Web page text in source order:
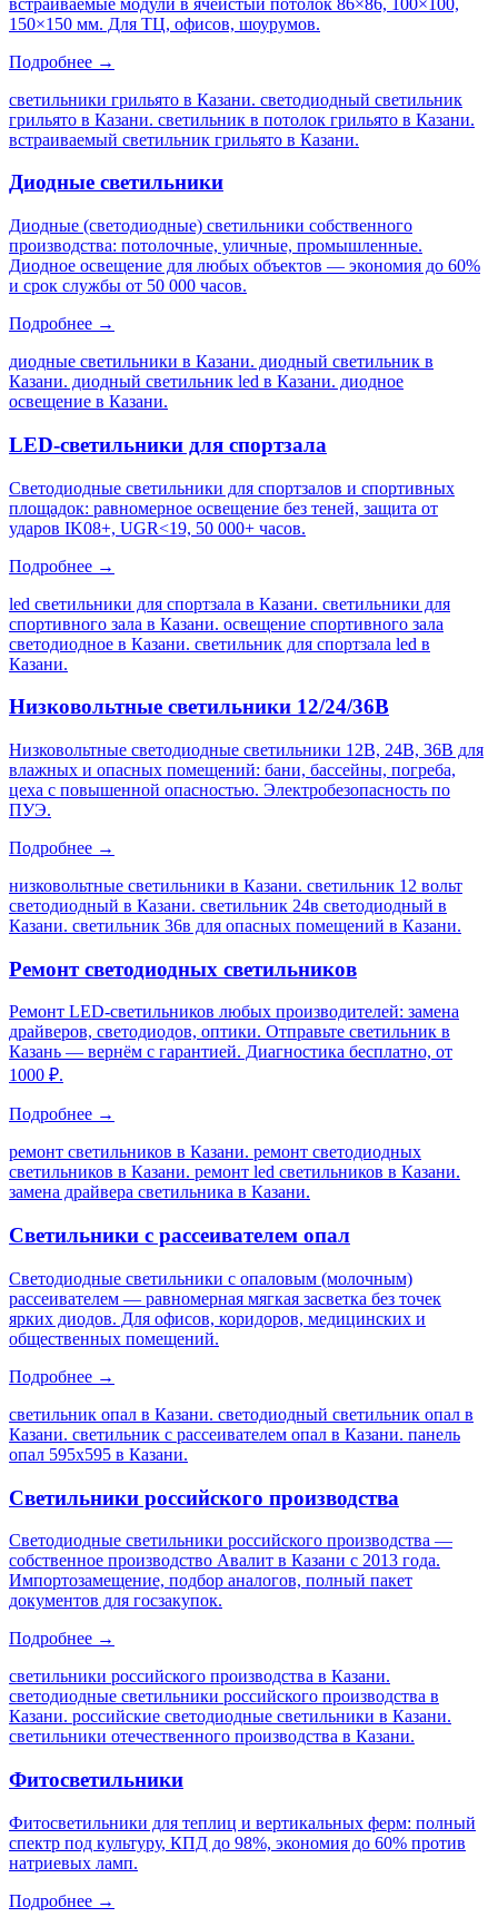
150×150 мм. Для ТЦ, офисов, шоурумов.
Подробнее →
светильники грильято в Казани. светодиодный светильник
грильято в Казани. светильник в потолок грильято в Казани.
встраиваемый светильник грильято в Казани.
Диодные светильники
Диодные (светодиодные) светильники собственного
производства: потолочные, уличные, промышленные.
Диодное освещение для любых объектов — экономия до 60%
и срок службы от 50 000 часов.
Подробнее →
диодные светильники в Казани. диодный светильник в
Казани. диодный светильник led в Казани. диодное
освещение в Казани.
LED-светильники для спортзала
Светодиодные светильники для спортзалов и спортивных
площадок: равномерное освещение без теней, защита от
ударов IK08+, UGR<19, 50 000+ часов.
Подробнее →
led светильники для спортзала в Казани. светильники для
спортивного зала в Казани. освещение спортивного зала
светодиодное в Казани. светильник для спортзала led в
Казани.
Низковольтные светильники 12/24/36В
Низковольтные светодиодные светильники 12В, 24В, 36В для
влажных и опасных помещений: бани, бассейны, погреба,
цеха с повышенной опасностью. Электробезопасность по
ПУЭ.
Подробнее →
низковольтные светильники в Казани. светильник 12 вольт
светодиодный в Казани. светильник 24в светодиодный в
Казани. светильник 36в для опасных помещений в Казани.
Ремонт светодиодных светильников
Ремонт LED-светильников любых производителей: замена
драйверов, светодиодов, оптики. Отправьте светильник в
Казань — вернём с гарантией. Диагностика бесплатно, от
1000 ₽.
Подробнее →
ремонт светильников в Казани. ремонт светодиодных
светильников в Казани. ремонт led светильников в Казани.
замена драйвера светильника в Казани.
Светильники с рассеивателем опал
Светодиодные светильники с опаловым (молочным)
рассеивателем — равномерная мягкая засветка без точек
ярких диодов. Для офисов, коридоров, медицинских и
общественных помещений.
Подробнее →
светильник опал в Казани. светодиодный светильник опал в
Казани. светильник с рассеивателем опал в Казани. панель
опал 595х595 в Казани.
Светильники российского производства
Светодиодные светильники российского производства —
собственное производство Авалит в Казани с 2013 года.
Импортозамещение, подбор аналогов, полный пакет
документов для госзакупок.
Подробнее →
светильники российского производства в Казани.
светодиодные светильники российского производства в
Казани. российские светодиодные светильники в Казани.
светильники отечественного производства в Казани.
Фитосветильники
Фитосветильники для теплиц и вертикальных ферм: полный
спектр под культуру, КПД до 98%, экономия до 60% против
натриевых ламп.
Подробнее →